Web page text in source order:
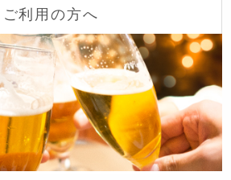
ご利用の方へ